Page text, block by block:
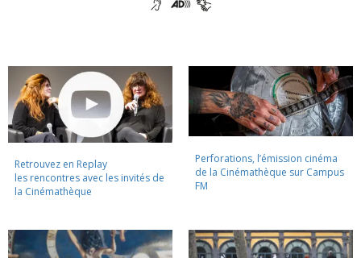
Retrouvez en Replay
les rencontres avec les invités de
la Cinémathèque
Perforations, l’émission cinéma
de la Cinémathèque sur Campus
FM